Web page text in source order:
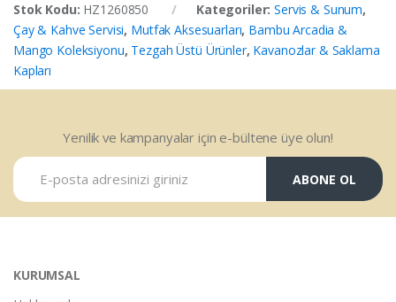
Stok Kodu: HZ1260850 Kategoriler:Servis & Sunum,
Çay & Kahve Servisi, Mutfak Aksesuarları, Bambu Arcadia &
Mango Koleksiyonu, Tezgah Üstü Ürünler, Kavanozlar & Saklama
Kapları
Yenilik ve kampanyalar için e-bültene üye olun!
ABONE OL
KURUMSAL